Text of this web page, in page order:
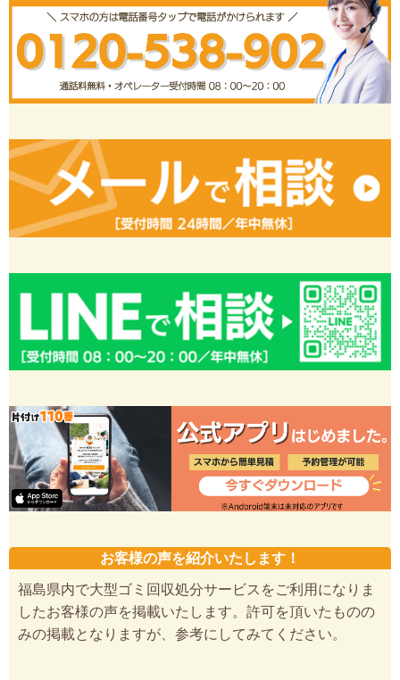
お客様の声を紹介いたします！
福島県内で大型ゴミ回収処分サービスをご利用になりま
したお客様の声を掲載いたします。許可を頂いたものの
みの掲載となりますが、参考にしてみてください。